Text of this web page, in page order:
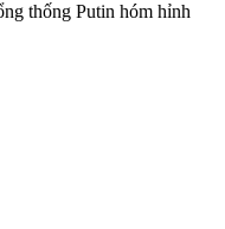
thống Putin hóm hỉnh